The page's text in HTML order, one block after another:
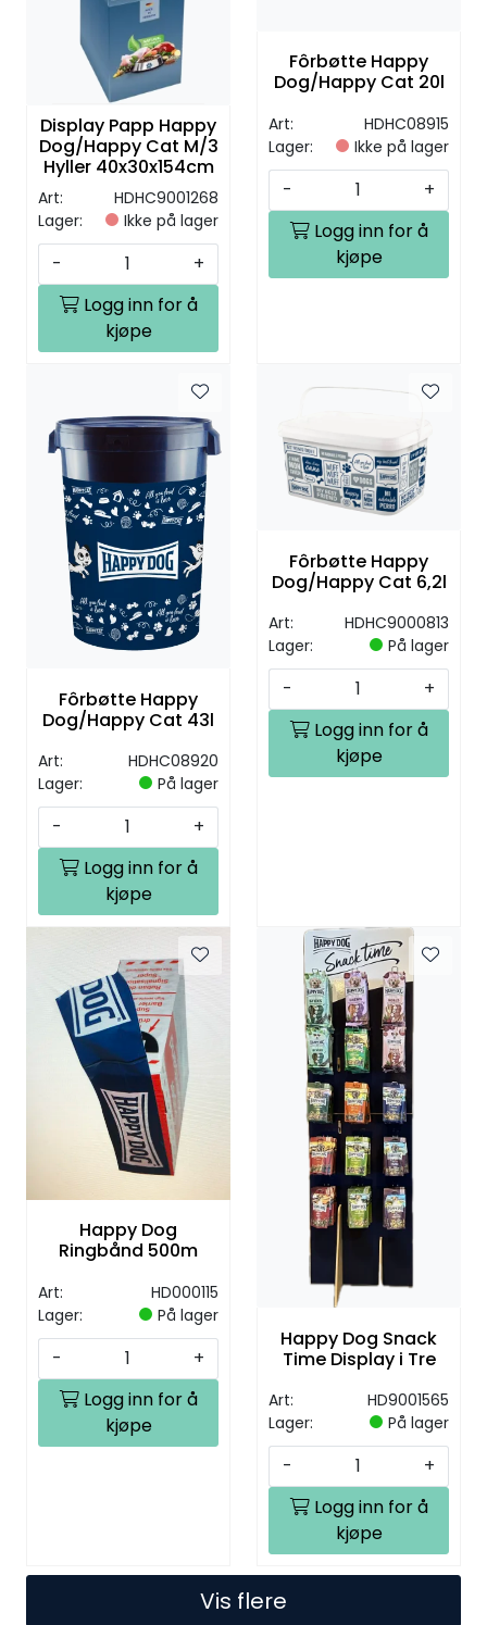
Display Papp Happy
Dog/Happy Cat M/3
Hyller 40x30x154cm
Art:
HDHC9001268
Lager:
Ikke på lager
-
+
Logg inn for å
kjøpe
Fôrbøtte Happy
Dog/Happy Cat 20l
Art:
HDHC08915
Lager:
Ikke på lager
-
+
Logg inn for å
kjøpe
Fôrbøtte Happy
Dog/Happy Cat 43l
Art:
HDHC08920
Lager:
På lager
-
+
Logg inn for å
kjøpe
Fôrbøtte Happy
Dog/Happy Cat 6,2l
Art:
HDHC9000813
Lager:
På lager
-
+
Logg inn for å
kjøpe
Happy Dog
Ringbånd 500m
Art:
HD000115
Lager:
På lager
-
+
Logg inn for å
kjøpe
Happy Dog Snack
Time Display i Tre
Art:
HD9001565
Lager:
På lager
-
+
Logg inn for å
kjøpe
Vis flere